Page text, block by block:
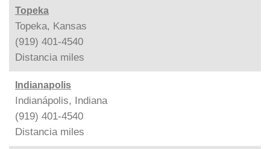
Topeka
Topeka, Kansas
(919) 401-4540
Distancia miles
Indianapolis
Indianápolis, Indiana
(919) 401-4540
Distancia miles